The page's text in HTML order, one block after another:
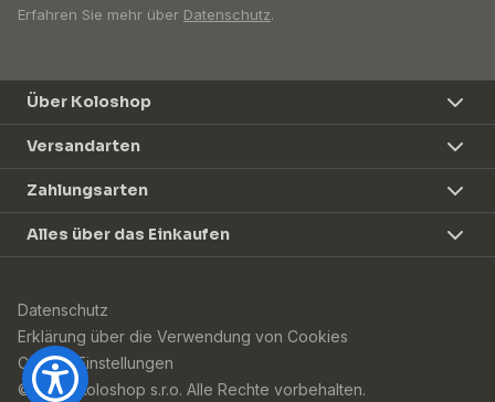
Erfahren Sie mehr über Datenschutz.
Über Koloshop
Versandarten
Zahlungsarten
Alles über das Einkaufen
Datenschutz
Erklärung über die Verwendung von Cookies
Cookie-Einstellungen
© 2026 Koloshop s.r.o. Alle Rechte vorbehalten.